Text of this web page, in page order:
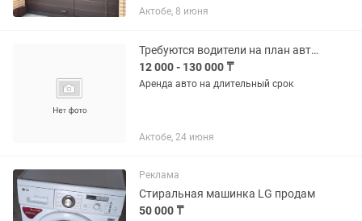
автоматические ворота. вы читаете
Актобе, 8 июня
Требуются водители на план авто есть механика автомат
12 000 - 130 000 ₸
Аренда авто на длительный срок
Актобе, 24 июня
Реклама
Стиральная машинка LG продам
50 000 ₸